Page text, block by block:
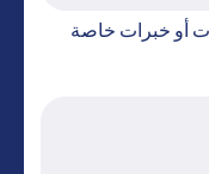
أو خبرات خاصة